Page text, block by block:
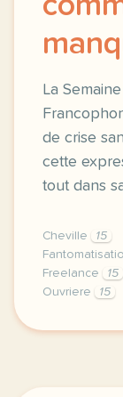
La
de crise
cette
tout dans
Cheville 15
Freelance
15
Ouvriere
15
exercice